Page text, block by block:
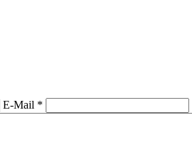
E-Mail *